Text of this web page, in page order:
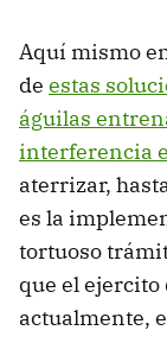
Aquí mismo
de estas
águilas
interferencia
aterrizar,
es la
tortuoso
que el ejercito
actualmente,